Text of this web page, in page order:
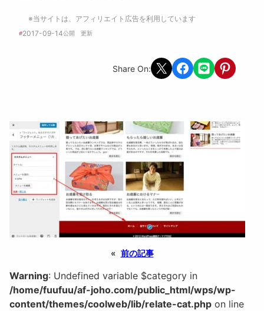
※当サイトは、アフィリエイト広告を利用しています
#2017-09-14公開 更新
Share On: Share on X Share on Facebook
Share on LINEShare on
« 前の記事
Warning: Undefined variable $category in
/home/fuufuu/af-joho.com/public_html/wps/wp-
content/themes/coolweb/lib/relate-cat.php on line